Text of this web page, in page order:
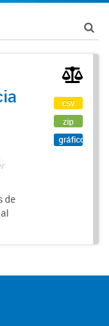
de
csv
zip
gráfico